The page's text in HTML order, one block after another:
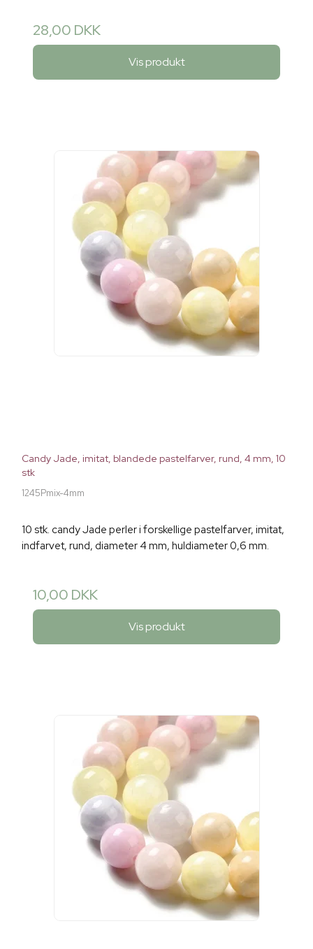
28,00 DKK
Vis produkt
Candy Jade, imitat, blandede pastelfarver, rund, 4 mm, 10
stk
1245Pmix-4mm
10 stk. candy Jade perler i forskellige pastelfarver, imitat,
indfarvet, rund, diameter 4 mm, huldiameter 0,6 mm.
10,00 DKK
Vis produkt